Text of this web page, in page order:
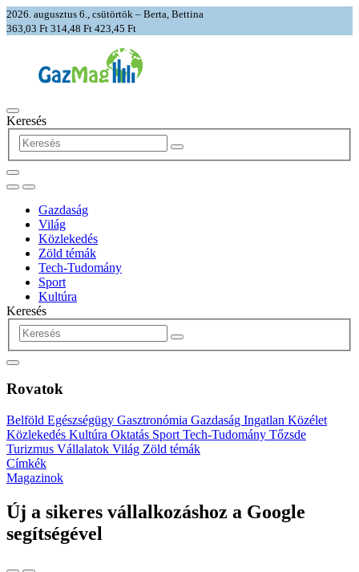
2026. augusztus 6., csütörtök – Berta, Bettina
363,03 Ft 314,48 Ft 423,45 Ft
Keresés
Gazdaság
Világ
Közlekedés
Zöld témák
Tech-Tudomány
Sport
Kultúra
Keresés
Rovatok
Belföld Egészségügy Gasztronómia Gazdaság Ingatlan Közélet
Közlekedés Kultúra Oktatás Sport Tech-Tudomány Tőzsde
Turizmus Vállalatok Világ Zöld témák
Címkék
Magazinok
Új a sikeres vállalkozáshoz a Google
segítségével